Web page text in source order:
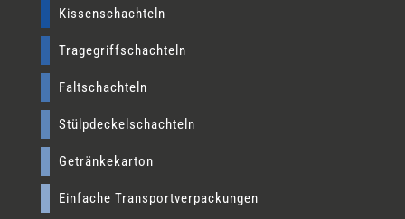
Kissenschachteln
Tragegriffschachteln
Faltschachteln
Stülpdeckelschachteln
Getränkekarton
Einfache Transportverpackungen